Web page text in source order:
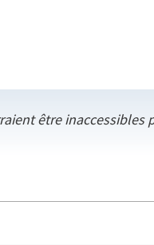
être